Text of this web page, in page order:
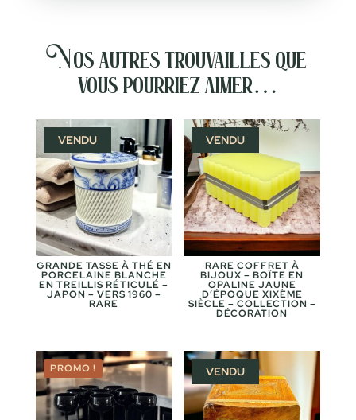
Nos autres trouvailles que
vous pourriez aimer…
VENDU
GRANDE TASSE À THÉ EN
PORCELAINE BLANCHE
EN TREILLIS RÉTICULÉ –
JAPON – VERS 1960 –
RARE
VENDU
RARE COFFRET À
BIJOUX – BOÎTE EN
OPALINE JAUNE
D’ÉPOQUE XIXÈME
SIÈCLE – COLLECTION –
DÉCORATION
PROMO ! VENDU